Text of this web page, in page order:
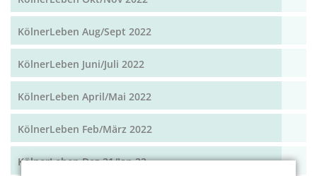
KölnerLeben Aug/Sept 2022
KölnerLeben Juni/Juli 2022
KölnerLeben April/Mai 2022
KölnerLeben Feb/März 2022
KölnerLeben Dez 21/Jan 22